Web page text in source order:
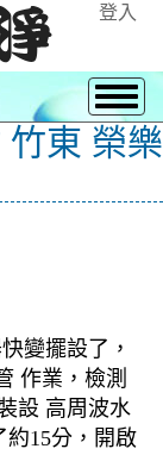
登入
竹東 榮樂
變擺設了，
作業，檢測
設 高周波水
約15分，開啟